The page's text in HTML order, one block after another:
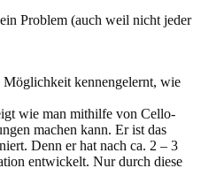
Problem (auch weil nicht jeder
Möglichkeit kennengelernt, wie
wie man mithilfe von Cello-
machen kann. Er ist das
Denn er hat nach ca. 2 – 3
entwickelt. Nur durch diese